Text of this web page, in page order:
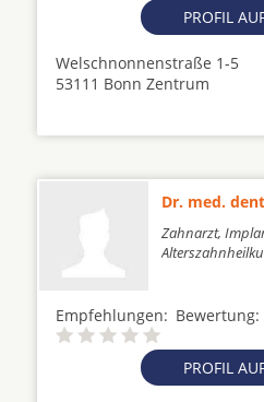
PROFIL
Welschnonnenstraße 1-5
53111 Bonn Zentrum
Dr. med.
Zahnarzt,
Empfehlungen: Bewertung:
PROFIL